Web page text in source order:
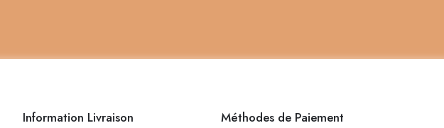
Information Livraison Méthodes de Paiement